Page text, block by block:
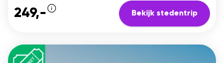
249,- Bekijk stedentrip